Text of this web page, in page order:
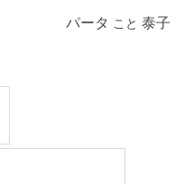
パータ こと 泰子